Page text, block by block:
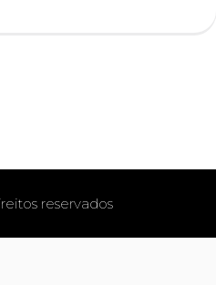
reservados